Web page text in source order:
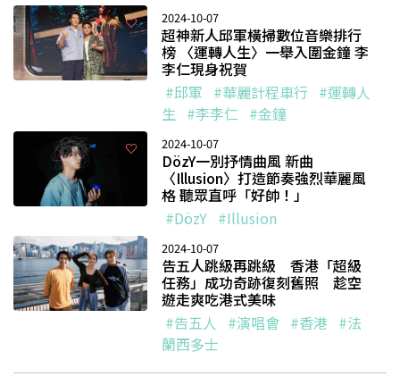
2024-10-07
超神新人邱軍橫掃數位音樂排行
榜 〈運轉人生〉一舉入圍金鐘 李
李仁現身祝賀
#邱軍 #華麗計程車行 #運轉人
生 #李李仁 #金鐘
2024-10-07
DözY一別抒情曲風 新曲
〈Illusion〉打造節奏強烈華麗風
格 聽眾直呼「好帥！」
#DözY #Illusion
2024-10-07
告五人跳級再跳級 香港「超級
任務」成功奇跡復刻舊照 趁空
遊走爽吃港式美味
#告五人
#演唱會 #香港 #法
蘭西多士